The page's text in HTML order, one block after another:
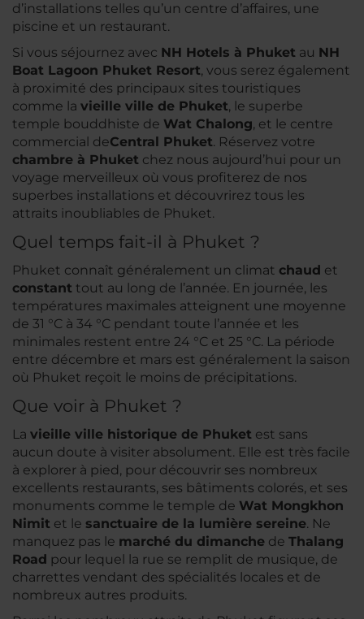
d’installations telles qu’un centre d’affaires, une
piscine et un restaurant.
Si vous séjournez avec NH Hotels à Phuket au NH
Boat Lagoon Phuket Resort, vous serez également
à proximité des principaux sites touristiques
comme la vieille ville de Phuket, le superbe
temple bouddhiste de Wat Chalong, et le centre
commercial deCentral Phuket. Réservez votre
chambre à Phuket chez nous aujourd’hui pour un
voyage merveilleux où vous profiterez de nos
superbes installations et découvrirez tous les
attraits inoubliables de Phuket.
Quel temps fait-il à Phuket ?
Phuket connaît généralement un climat chaud et
constant tout au long de l’année. En journée, les
températures maximales atteignent une moyenne
de 31 °C à 34 °C pendant toute l’année et les
minimales restent entre 24 °C et 25 °C. La période
entre décembre et mars est généralement la saison
où Phuket reçoit le moins de précipitations.
Que voir à Phuket ?
La vieille ville historique de Phuket est sans
aucun doute à visiter absolument. Elle est très facile
à explorer à pied, pour découvrir ses nombreux
excellents restaurants, ses bâtiments colorés, et ses
monuments comme le temple de Wat Mongkhon
Nimit et le sanctuaire de la lumière sereine. Ne
manquez pas le marché du dimanche de Thalang
Road pour lequel la rue se remplit de musique, de
charrettes vendant des spécialités locales et de
nombreux autres produits.